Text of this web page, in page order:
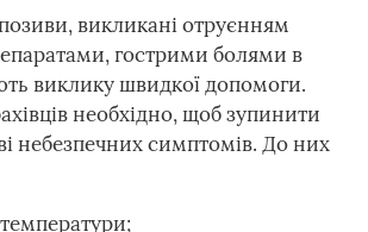
викликані отруєнням
гострими болями в
виклику швидкої допомоги.
необхідно, щоб зупинити
небезпечних симптомів. До них